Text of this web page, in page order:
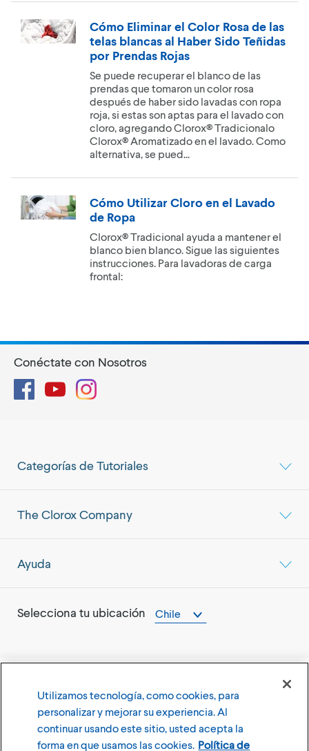
Cómo Eliminar el Color Rosa de las
telas blancas al Haber Sido Teñidas
por Prendas Rojas
Se puede recuperar el blanco de las
prendas que tomaron un color rosa
después de haber sido lavadas con ropa
roja, si estas son aptas para el lavado con
cloro, agregando Clorox® Tradicionalo
Clorox® Aromatizado en el lavado. Como
alternativa, se pued...
Cómo Utilizar Cloro en el Lavado
de Ropa
Clorox® Tradicional ayuda a mantener el
blanco bien blanco. Sigue las siguientes
instrucciones. Para lavadoras de carga
frontal:
Categorías de Tutoriales
The Clorox Company
Ayuda
Selecciona tu ubicación Chile
Conéctate con Nosotros
FacebookYouTubeInstagram
Términos y Condiciones de Uso Política de Privacidad
Utilizamos tecnología, como cookies, para
personalizar y mejorar su experiencia. Al
continuar usando este sitio, usted acepta la
forma en que usamos las cookies. Política de